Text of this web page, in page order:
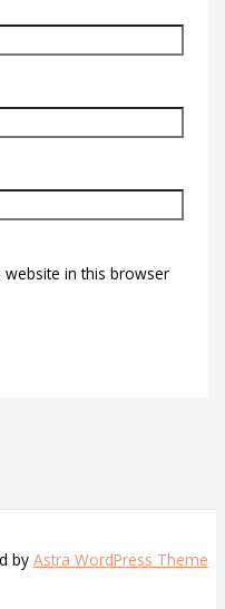
in this browser
by Astra WordPress Theme